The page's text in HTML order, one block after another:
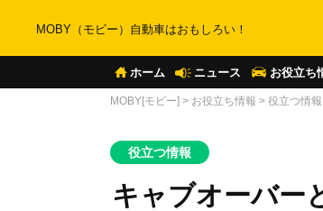
MOBY（モビー）自動車はおもしろい！
ホーム ニュース お役立ち
MOBY[モビー] > お役立ち情報 > 役立つ情報
役立つ情報
キャブオーバー